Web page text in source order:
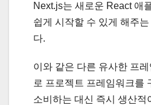
Next.js는 새로운 React 애
쉽게 시작할 수 있게 해주
다.
이와 같은 다른 유사한 프
로 프로젝트 프레임워크를
소비하는 대신 즉시 생산적